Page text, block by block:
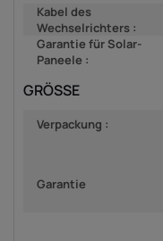
Kabel des
Wechselrichters :
Garantie für Solar-
Paneele :
GRÖSSE
Verpackung :
Garantie